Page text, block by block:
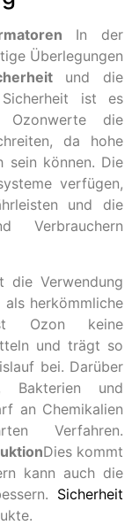
In der
Überlegungen
und die
ist es
Ozonwerte die
da hohe
sein können. Die
verfügen,
und die
Verbrauchern
die Verwendung
herkömmliche
Ozon keine
und trägt so
bei. Darüber
Bakterien und
an Chemikalien
Verfahren.
Dies kommt
kann auch die
Sicherheit